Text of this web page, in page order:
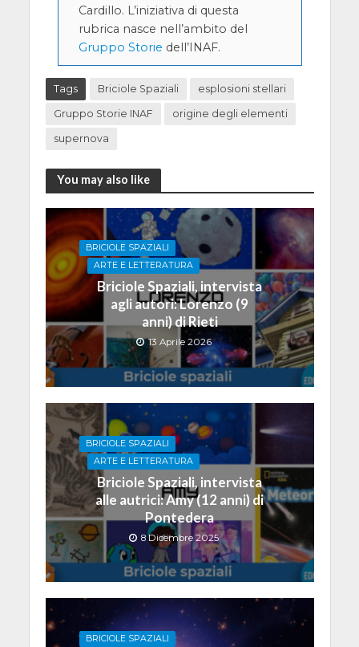
Cardillo. L’iniziativa di questa
rubrica nasce nell’ambito del
Gruppo Storie dell’INAF.
Tags Briciole Spaziali esplosioni stellari
Gruppo Storie INAF origine degli elementi
supernova
You may also like
BRICIOLE SPAZIALI
ARTE E LETTERATURA
Briciole Spaziali, intervista
agli autori: Lorenzo (9
anni) di Rieti
13 Aprile 2026
BRICIOLE SPAZIALI
ARTE E LETTERATURA
Briciole Spaziali, intervista
alle autrici: Amy (12 anni) di
Pontedera
8 Dicembre 2025
BRICIOLE SPAZIALI